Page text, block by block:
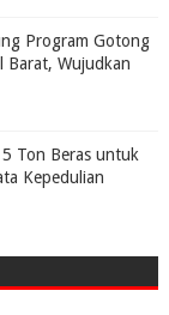
Program Gotong
Barat, Wujudkan
Ton Beras untuk
Kepedulian